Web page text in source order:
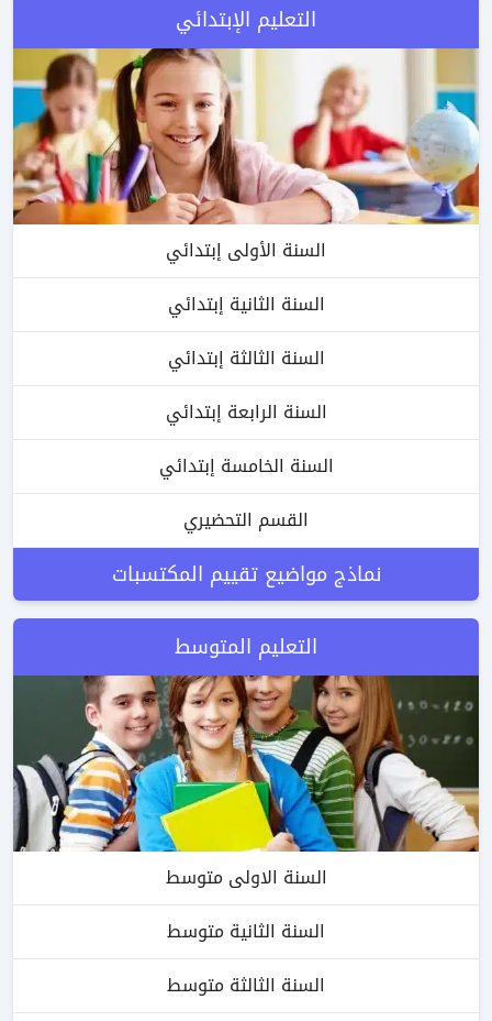
التعليم الإبتدائي
السنة الأولى إبتدائي
السنة الثانية إبتدائي
السنة الثالثة إبتدائي
السنة الرابعة إبتدائي
السنة الخامسة إبتدائي
القسم التحضيري
نماذج مواضيع تقييم المكتسبات
التعليم المتوسط
السنة الاولى متوسط
السنة الثانية متوسط
السنة الثالثة متوسط